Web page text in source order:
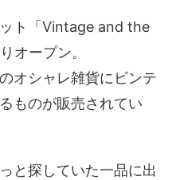
ト「Vintage and the
オープン。
オシャレ雑貨にビンテ
ものが販売されてい
と探していた一品に出